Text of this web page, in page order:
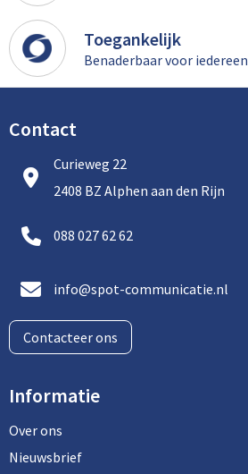
Toegankelijk
Benaderbaar voor iedereen
Contact
Curieweg 22
2408 BZ Alphen aan den Rijn
088 027 62 62
info@spot-communicatie.nl
Contacteer ons
Informatie
Over ons
Nieuwsbrief